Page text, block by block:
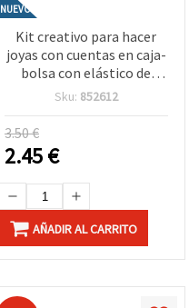
NUEVO
Kit creativo para hacer
joyas con cuentas en caja-
bolsa con elástico de
silicona y tijeras – Formas
(manualidades, bisutería
Sku: 852612
3.50 €
2.45€
AÑADIR AL CARRITO